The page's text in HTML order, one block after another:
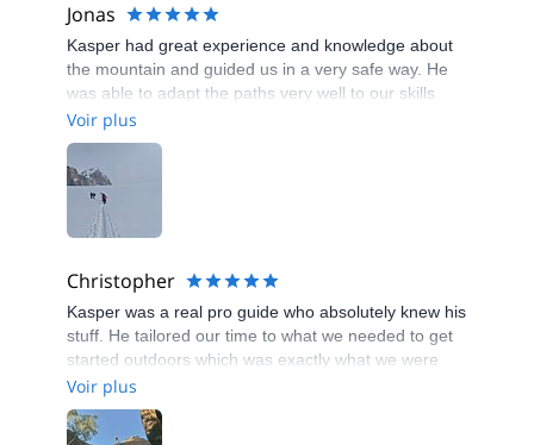
Jonas
Kasper had great experience and knowledge about
the mountain and guided us in a very safe way. He
was able to adapt the paths very well to our skills
and understood how much he could challenge us
without making us feel unsafe. Really nice to have a
guide that is speaking Swedish. Thanks for great
couple of days!
Voir plus
Christopher
Kasper was a real pro guide who absolutely knew his
stuff. He tailored our time to what we needed to get
started outdoors which was exactly what we were
after. Would recommend! 🧗‍♀️
Voir plus